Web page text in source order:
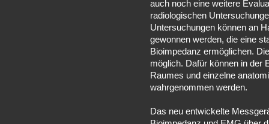
auch noch eine weitere
radiologischen
Untersuchungen können an
gewonnen werden, die eine
Bioimpedanz ermöglichen.
möglich. Dafür können in der
Raumes und einzelne
wahrgenommen werden.
Das neu entwickelte